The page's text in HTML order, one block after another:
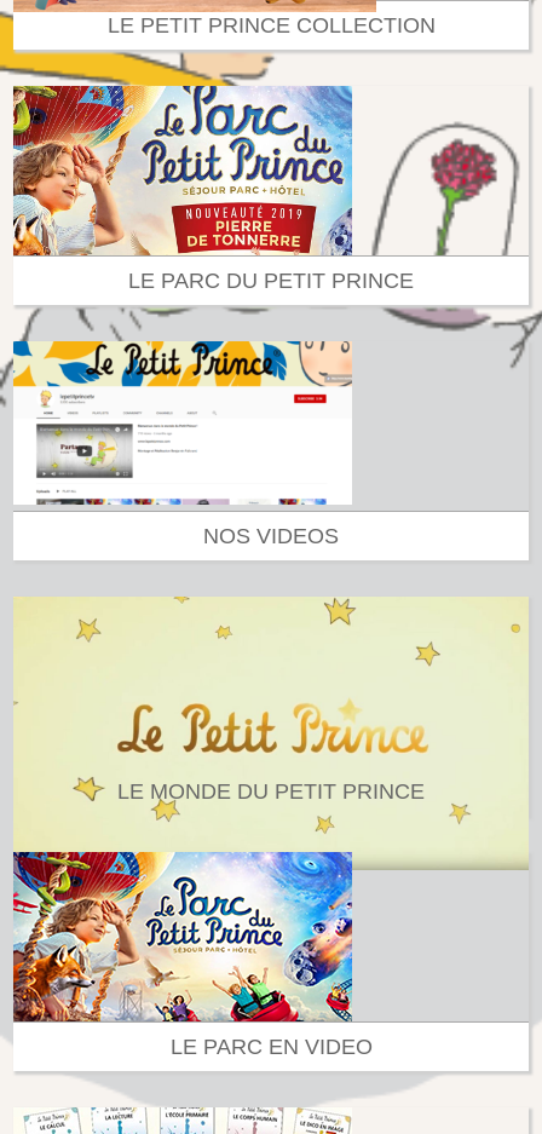
LE PETIT PRINCE COLLECTION
LE PARC DU PETIT PRINCE
NOS VIDEOS
LE MONDE DU PETIT PRINCE
LE PARC EN VIDEO